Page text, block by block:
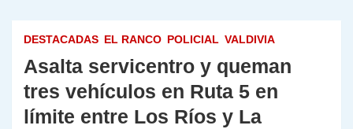
DESTACADAS EL RANCO POLICIAL VALDIVIA
Asalta servicentro y queman
tres vehículos en Ruta 5 en
límite entre Los Ríos y La